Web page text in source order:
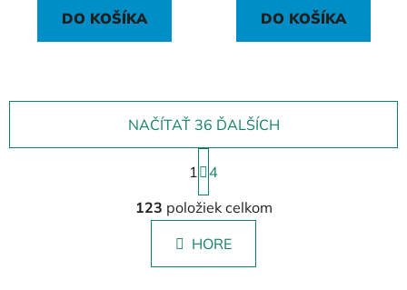
DO KOŠÍKA DO KOŠÍKA
O
v
l
á
d
NAČÍTAŤ 36 ĎALŠÍCH
S
t
r
á
n
k
1
4
123 položiek celkom
HORE